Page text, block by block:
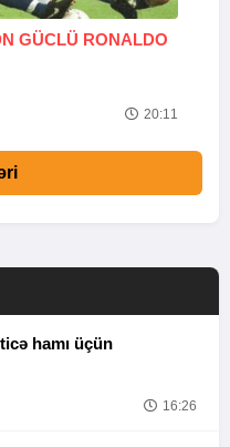
GÜCLÜ RONALDO
20:11
hamı üçün
16:26